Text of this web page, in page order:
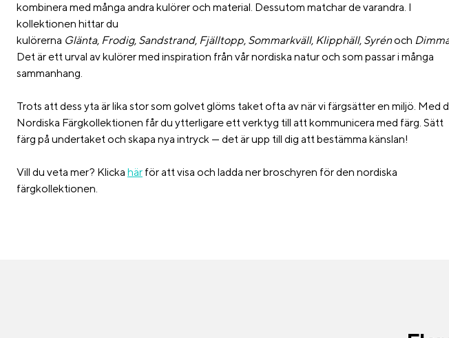
kombinera med många andra kulörer och material. Dessutom matchar de varandra. I
kollektionen hittar du
kulörerna Glänta, Frodig, Sandstrand, Fjälltopp, Sommarkväll, Klipphäll, Syrénoch
Det är ett urval av kulörer med inspiration från vår nordiska natur och som passar i många
sammanhang.
Trots att dess yta är lika stor som golvet glöms taket ofta av när vi färgsätter en miljö. Med
Nordiska Färgkollektionen får du ytterligare ett verktyg till att kommunicera med färg. Sätt
färg på undertaket och skapa nya intryck — det är upp till dig att bestämma känslan!
Vill du veta mer? Klicka här för att visa och ladda ner broschyren för den nordiska
färgkollektionen.